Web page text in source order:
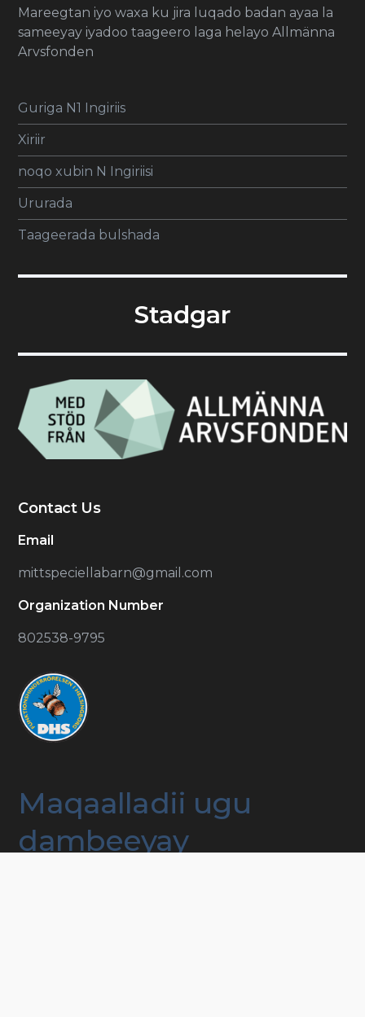
Mareegtan iyo waxa ku jira luqado badan ayaa la
sameeyay iyadoo taageero laga helayo Allmänna
Arvsfonden
Guriga N1 Ingiriis
Xiriir
noqo xubin N Ingiriisi
Ururada
Taageerada bulshada
Stadgar
Contact Us
Email
mittspeciellabarn@gmail.com
Organization Number
802538-9795
Maqaalladii ugu
dambeeyay